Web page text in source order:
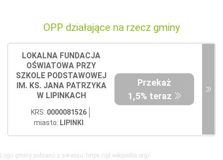
OPP działające na rzecz gminy
LOKALNA FUNDACJA
OŚWIATOWA PRZY
SZKOLE PODSTAWOWEJ
IM. KS. JANA PATRZYKA
W LIPINKACH
KRS: 0000081526
miasto: LIPINKI
Przekaż
1,5% teraz
Logo gminy pobrano z serwisu: https://pl.wikipedia.org/